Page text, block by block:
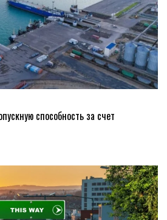
способность за счет